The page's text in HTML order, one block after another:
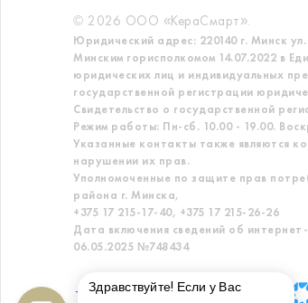
© 2026 ООО «КераСмарт».
Юридический адрес: 220140 г. Минск
Минским горисполкомом 14.07.2022 в
юридических лиц и индивидуальных
государственной регистрации
Свидетельство о государственной
Режим работы: Пн-сб. 10.00 - 19.00.
Указанные контакты также являются
нарушении их прав.
Уполномоченные по защите прав
района г. Минска,
+375 17 215-17-40, +375 17 215-26-26
Дата включения сведений об
06.05.2025 №748434
Здравствуйте! Если у Вас